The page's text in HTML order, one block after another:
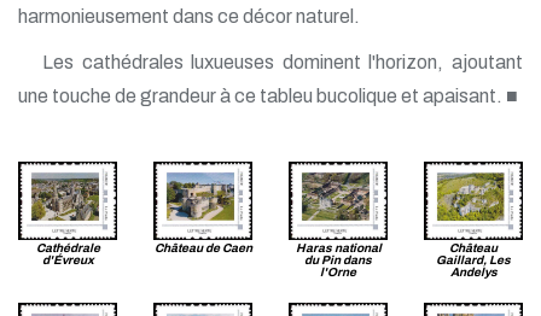
harmonieusement dans ce décor naturel.
Les cathédrales luxueuses dominent l'horizon, ajoutant
une touche de grandeur à ce tableu bucolique et apaisant. ■
Cathédrale
d'Évreux
Château de Caen
Haras national
du Pin dans
l'Orne
Château
Gaillard, Les
Andelys